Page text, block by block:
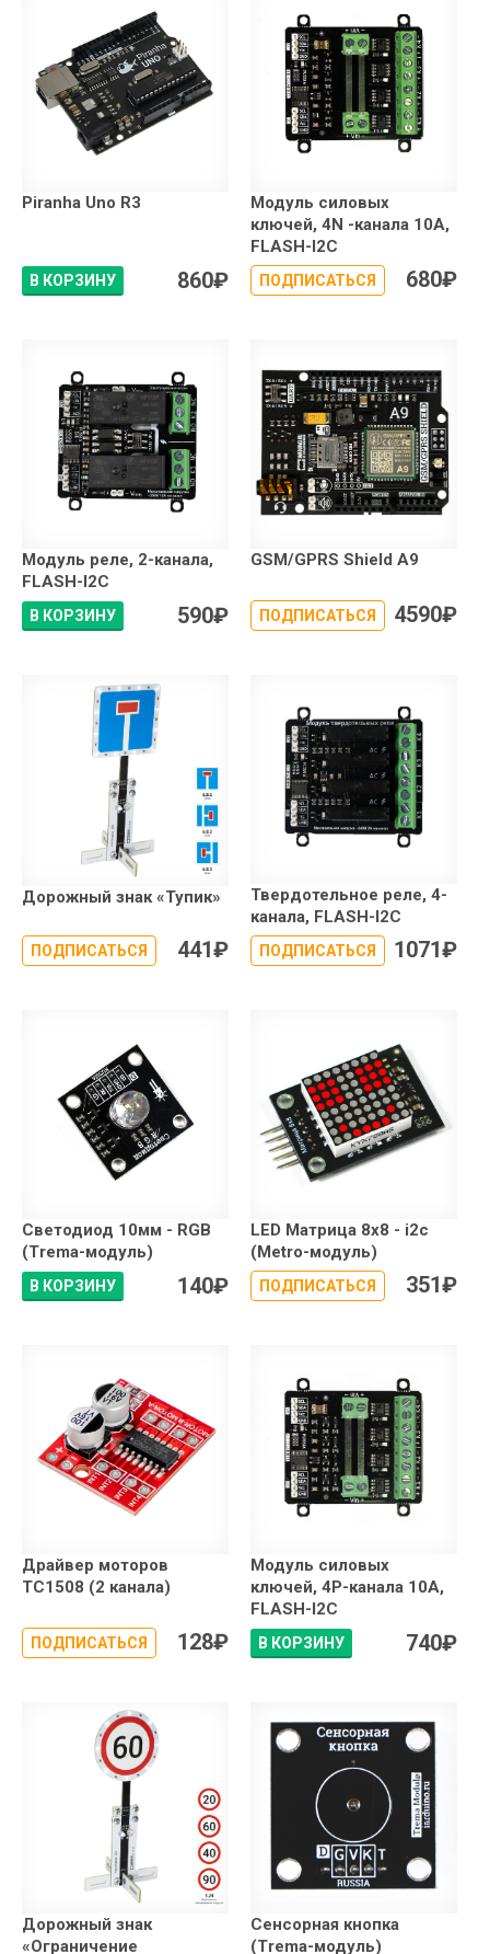
Piranha Uno R3
В КОРЗИНУ 860₽
Модуль силовых
ключей, 4N -канала 10A,
FLASH-I2C
ПОДПИСАТЬСЯ 680₽
Модуль реле, 2-канала,
FLASH-I2C
В КОРЗИНУ 590₽
GSM/GPRS Shield A9
ПОДПИСАТЬСЯ 4590₽
Дорожный знак «Тупик»
ПОДПИСАТЬСЯ 441₽
Твердотельное реле, 4-
канала, FLASH-I2C
ПОДПИСАТЬСЯ 1071₽
Светодиод 10мм - RGB
(Trema-модуль)
В КОРЗИНУ 140₽
LED Матрица 8x8 - i2c
(Metro-модуль)
ПОДПИСАТЬСЯ 351₽
Драйвер моторов
TC1508 (2 канала)
ПОДПИСАТЬСЯ 128₽
Модуль силовых
ключей, 4P-канала 10A,
FLASH-I2C
В КОРЗИНУ 740₽
Дорожный знак
«Ограничение
Сенсорная кнопка
(Trema-модуль)